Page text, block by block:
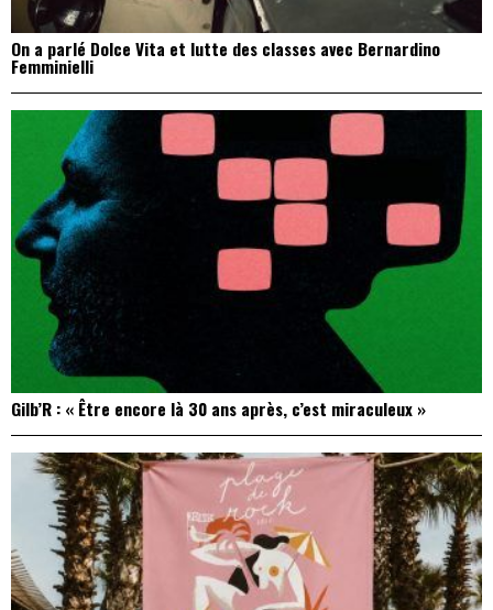
On a parlé Dolce Vita et lutte des classes avec Bernardino
Femminielli
Gilb’R : « Être encore là 30 ans après, c’est miraculeux »